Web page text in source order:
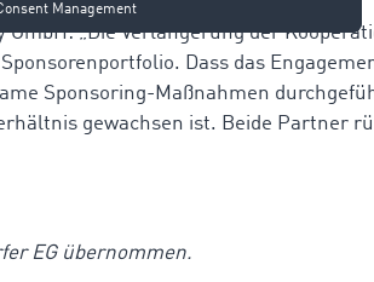
„Die Verlängerung der
Dass das
Sponsoring-Maßnahmen
gewachsen ist. Beide Partner
EG übernommen.